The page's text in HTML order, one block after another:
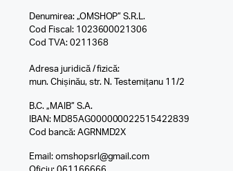
Denumirea: „OMSHOP” S.R.L.
Cod Fiscal: 1023600021306
Cod TVA: 0211368
Adresa juridică / fizică:
mun. Chișinău, str. N. Testemițanu 11/2
B.C. „MAIB” S.A.
IBAN: MD85AG000000022515422839
Cod bancă: AGRNMD2X
Email: omshopsrl@gmail.com